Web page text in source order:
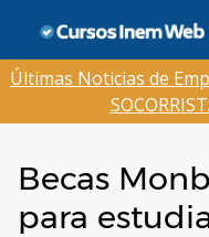
contenido
Últimas Noticias de
Becas
para